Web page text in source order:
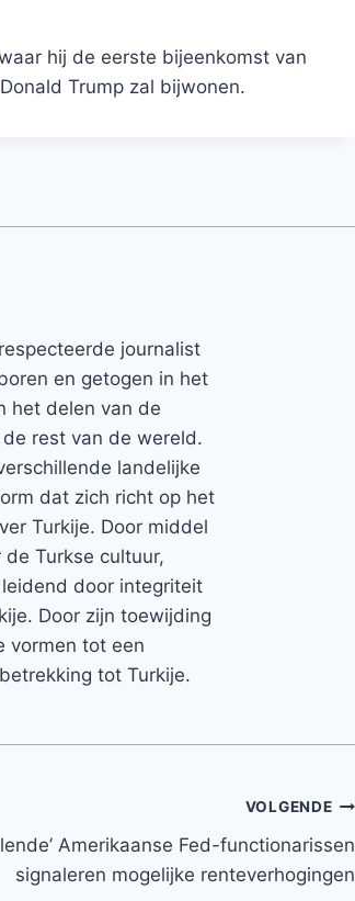
hij de eerste bijeenkomst van
Trump zal bijwonen.
journalist
en getogen in het
het delen van de
rest van de wereld.
landelijke
dat zich richt op het
Turkije. Door middel
Turkse cultuur,
door integriteit
Door zijn toewijding
vormen tot een
tot Turkije.
VOLGENDE
Amerikaanse Fed-functionarissen
signaleren mogelijke renteverhogingen